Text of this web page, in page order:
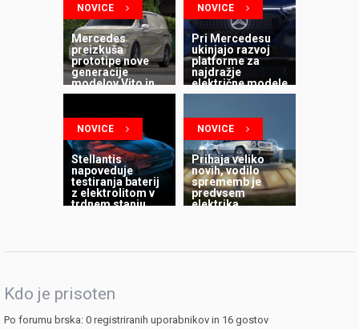
NOVICE
Mercedes
preizkuša
prototipe nove
generacije
modelov Vito in
razred V
NOVICE
Pri Mercedesu
ukinjajo razvoj
platforme za
najdražje
električne modele
NOVICE
Stellantis
napoveduje
testiranja baterij
z elektrolitom v
trdnem stanju
NOVICE
Prihaja veliko
novih, vodilo
sprememb je
predvsem
elektrika
Kdo je prisoten
Po forumu brska: 0 registriranih uporabnikov in 16 gostov